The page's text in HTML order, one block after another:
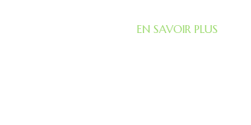
EN SAVOIR PLUS